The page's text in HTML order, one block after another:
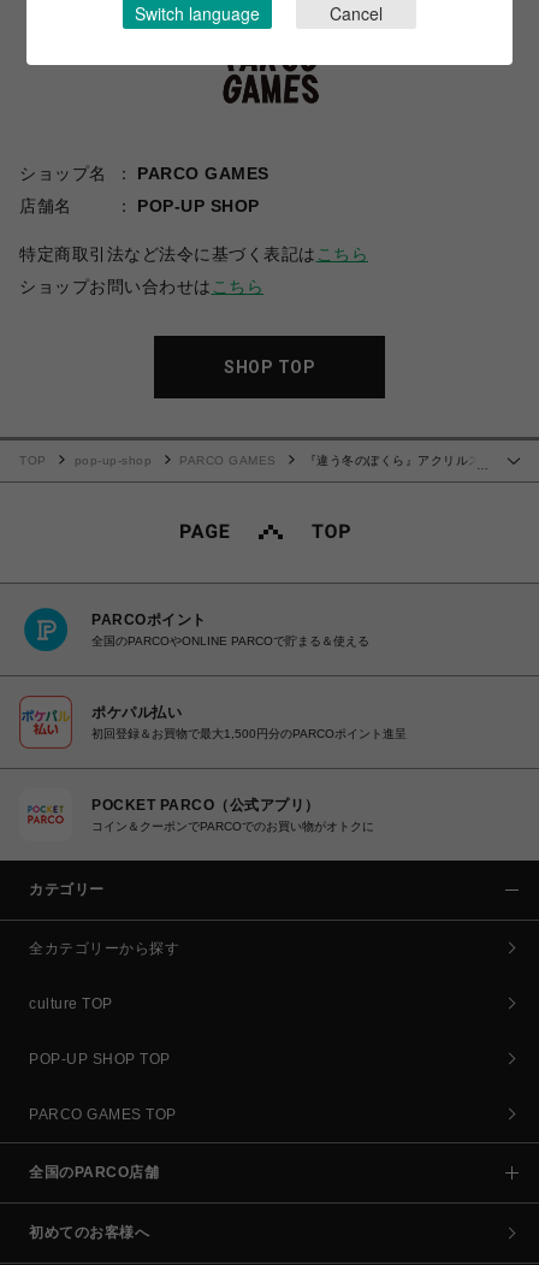
ショップ名
PARCO GAMES
店舗名
POP-UP SHOP
特定商取引法など法令に基づく表記は こちら
ショップお問い合わせは こちら
SHOP TOP
…
TOP pop-up-shop PARCO GAMES
『違う冬のぼくら』アクリルス
PARCOポイント
全国のPARCOやONLINE PARCOで貯まる＆使える
ポケパル払い
初回登録＆お買物で最大1,500円分のPARCOポイント進呈
POCKET PARCO（公式アプリ）
コイン＆クーポンでPARCOでのお買い物がオトクに
カテゴリー
全カテゴリーから探す
culture TOP
POP-UP SHOP TOP
PARCO GAMES TOP
全国のPARCO店舗
初めてのお客様へ
Switch language Cancel